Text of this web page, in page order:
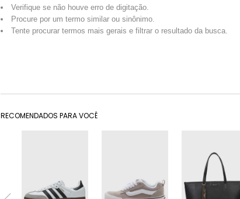
Verifique se não houve erro de digitação.
Procure por um termo similar ou sinônimo.
Tente procurar termos mais gerais e filtrar o resultado da busca.
RECOMENDADOS PARA VOCÊ